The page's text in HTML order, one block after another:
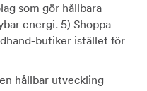
som gör hållbara
energi. 5) Shoppa
butiker istället för
hållbar utveckling